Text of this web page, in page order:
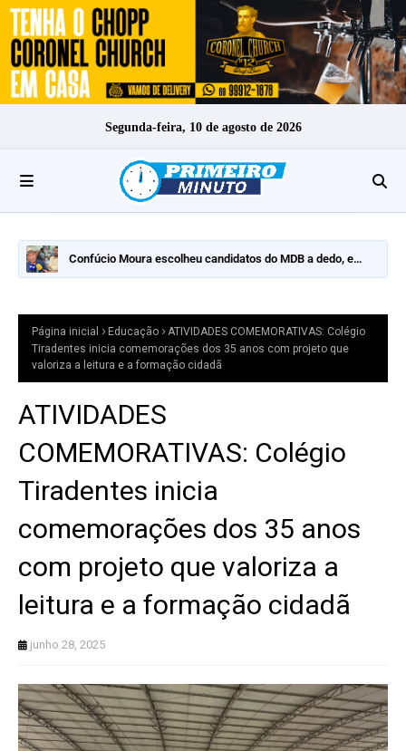
Segunda-feira, 10 de agosto de 2026
Confúcio Moura escolheu candidatos do MDB a dedo, e
Página inicial Educação
ATIVIDADES COMEMORATIVAS: Colégio
Tiradentes inicia comemorações dos 35 anos com projeto que
valoriza a leitura e a formação cidadã
ATIVIDADES
COMEMORATIVAS: Colégio
Tiradentes inicia
comemorações dos 35 anos
com projeto que valoriza a
leitura e a formação cidadã
junho 28, 2025